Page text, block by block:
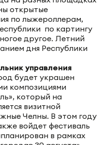
открытые
по лыжероллерам,
по картингу
другое. Летний
дня Республики
управления
будет украшен
композициями
который на
визитной
Челны. В этом году
войдет фестиваль
в рамках